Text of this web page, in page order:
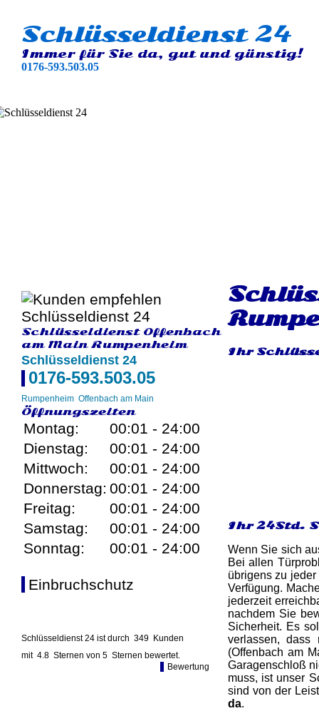
Schlüsseldienst 24
Immer für Sie da, gut und günstig!
0176-593.503.05
Schlüsseldienst Offenbach
am Main Rumpenheim
Schlüsseldienst 24
0176-593.503.05
Rumpenheim Offenbach am Main
Öffnungszeiten
Montag:
00:01 - 24:00
Dienstag:
00:01 - 24:00
Mittwoch:
00:01 - 24:00
Donnerstag: 00:01 - 24:00
Freitag:
00:01 - 24:00
Samstag:
00:01 - 24:00
Sonntag:
00:01 - 24:00
Einbruchschutz
Schlüsseldienst 24 ist durch 349 Kunden
mit 4.8 Sternen von 5 Sternen bewertet.
Bewertung
Ihr
Ihr 24Std.
Wenn Sie sich
Bei allen
übrigens zu
Verfügung.
jederzeit
nachdem Sie
Sicherheit. Es
verlassen, dass
(Offenbach am
Garagenschloß
muss, ist unser
sind von der
da.